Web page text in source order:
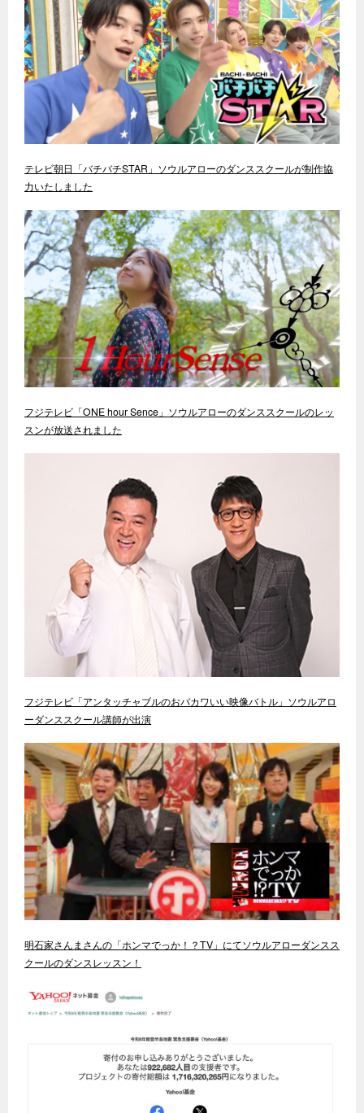
テレビ朝日「バチバチSTAR」ソウルアローのダンススクールが制作協
力いたしました
フジテレビ「ONE hour Sence」ソウルアローのダンススクールのレッ
スンが放送されました
フジテレビ「アンタッチャブルのおバカワいい映像バトル」ソウルアロ
ーダンススクール講師が出演
明石家さんまさんの「ホンマでっか！？TV」にてソウルアローダンスス
クールのダンスレッスン！